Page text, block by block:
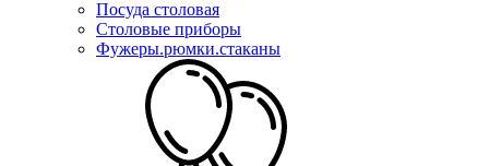
Посуда столовая
Столовые приборы
Фужеры.рюмки.стаканы